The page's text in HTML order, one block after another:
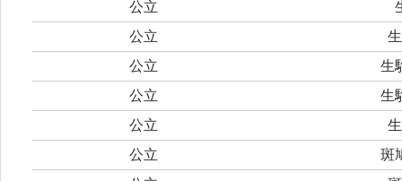
公立
公立
公立
生
公立
生
公立
公立
斑